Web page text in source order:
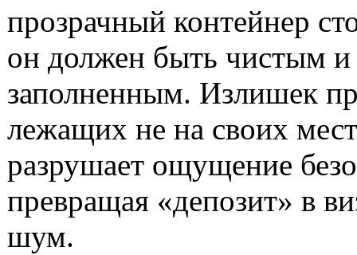
прозрачный контейнер
он должен быть чистым и
заполненным. Излишек
лежащих не на своих
разрушает ощущение
превращая «депозит» в
шум.